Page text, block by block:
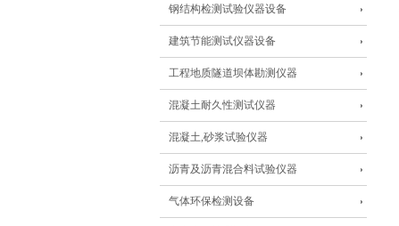
钢结构检测试验仪器设备
建筑节能测试仪器设备
工程地质隧道坝体勘测仪器
混凝土耐久性测试仪器
混凝土,砂浆试验仪器
沥青及沥青混合料试验仪器
气体环保检测设备